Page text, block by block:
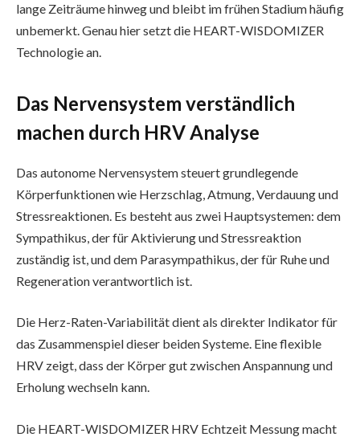
lange Zeiträume hinweg und bleibt im frühen Stadium häufig
unbemerkt. Genau hier setzt die HEART-WISDOMIZER
Technologie an.
Das Nervensystem verständlich
machen durch HRV Analyse
Das autonome Nervensystem steuert grundlegende
Körperfunktionen wie Herzschlag, Atmung, Verdauung und
Stressreaktionen. Es besteht aus zwei Hauptsystemen: dem
Sympathikus, der für Aktivierung und Stressreaktion
zuständig ist, und dem Parasympathikus, der für Ruhe und
Regeneration verantwortlich ist.
Die Herz-Raten-Variabilität dient als direkter Indikator für
das Zusammenspiel dieser beiden Systeme. Eine flexible
HRV zeigt, dass der Körper gut zwischen Anspannung und
Erholung wechseln kann.
Die HEART-WISDOMIZER HRV Echtzeit Messung macht